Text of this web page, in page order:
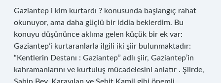
Gaziantep i kim kurtardı ? konusunda başlangıç rahat
okunuyor, ama daha güçlü bir iddia beklerdim. Bu
konuyu düşününce aklıma gelen küçük bir ek var:
Gaziantep’i kurtaranlarla ilgili iki şiir bulunmaktadır:
“Kentlerin Destanı : Gaziantep” adlı şiir, Gaziantep’in
kahramanlarını ve kurtuluş mücadelesini anlatır . Şiirde,